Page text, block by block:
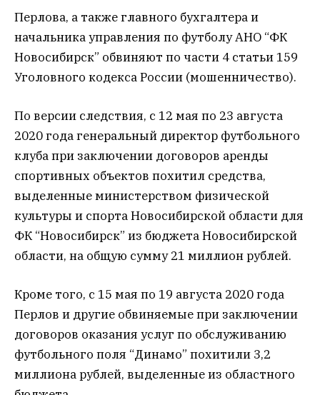
Перлова, а также главного бухгалтера и
начальника управления по футболу АНО “ФК
Новосибирск” обвиняют по части 4 статьи 159
Уголовного кодекса России (мошенничество).
По версии следствия, с 12 мая по 23 августа
2020 года генеральный директор футбольного
клуба при заключении договоров аренды
спортивных объектов похитил средства,
выделенные министерством физической
культуры и спорта Новосибирской области для
ФК “Новосибирск” из бюджета Новосибирской
области, на общую сумму 21 миллион рублей.
Кроме того, с 15 мая по 19 августа 2020 года
Перлов и другие обвиняемые при заключении
договоров оказания услуг по обслуживанию
футбольного поля “Динамо” похитили 3,2
миллиона рублей, выделенные из областного